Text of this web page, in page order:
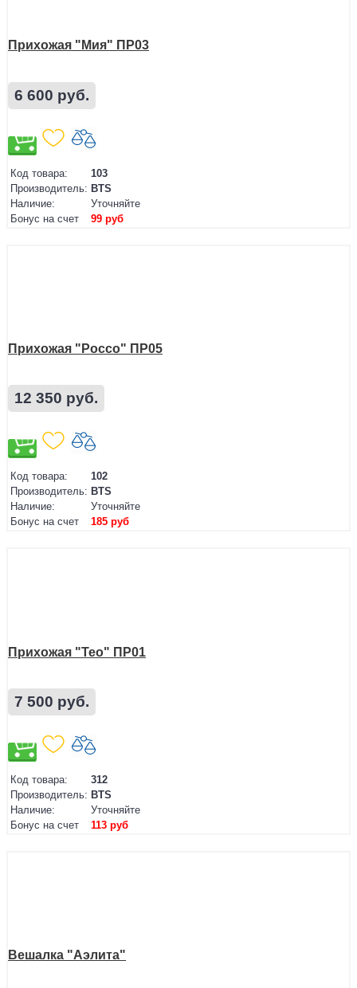
Прихожая "Мия" ПР03
6 600 руб.
Код товара:
103
Производитель: BTS
Наличие:
Уточняйте
Бонус на счет
99 руб
Прихожая "Россо" ПР05
12 350 руб.
Код товара:
102
Производитель: BTS
Наличие:
Уточняйте
Бонус на счет
185 руб
Прихожая "Тео" ПР01
7 500 руб.
Код товара:
312
Производитель: BTS
Наличие:
Уточняйте
Бонус на счет
113 руб
Вешалка "Аэлита"